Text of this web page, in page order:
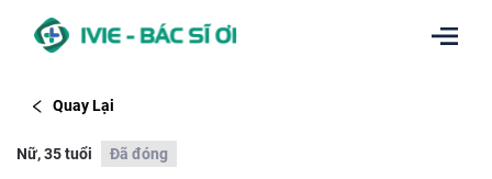
Quay Lại
Nữ, 35 tuổi Đã đóng